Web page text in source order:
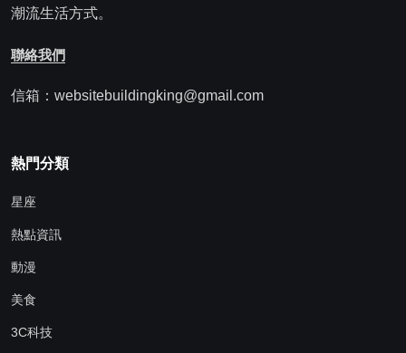
潮流生活方式。
聯絡我們
信箱：websitebuildingking@gmail.com
熱門分類
星座
熱點資訊
動漫
美食
3C科技